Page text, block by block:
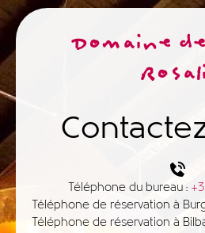
Domaine
Téléphone du bureau :
Téléphone de réservation à
Téléphone de réservation à